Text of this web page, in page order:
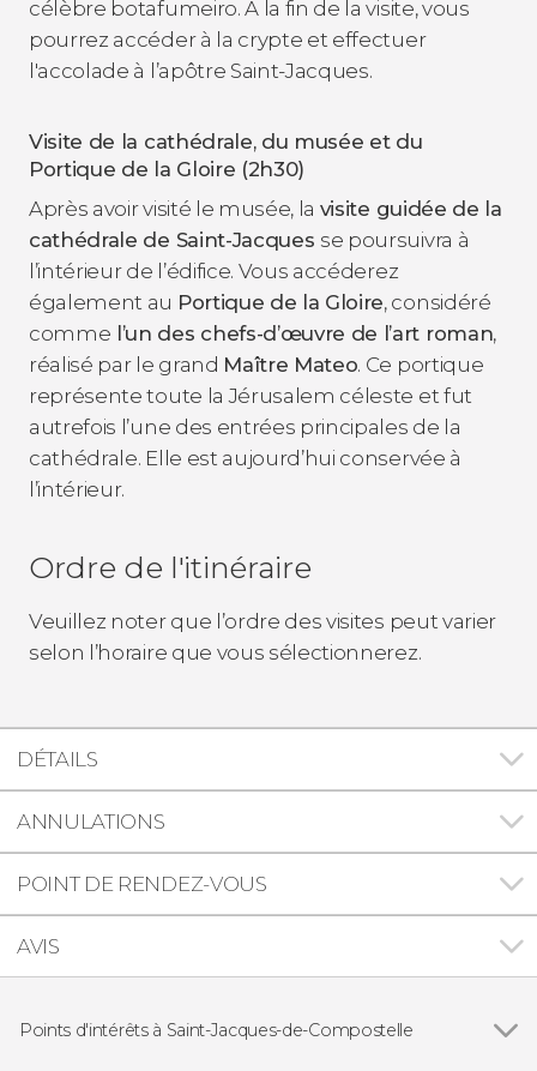
célèbre botafumeiro. À la fin de la visite, vous
pourrez accéder à la crypte et effectuer
l'accolade à l’apôtre Saint-Jacques.
Visite de la cathédrale, du musée et du
Portique de la Gloire (2h30)
Après avoir visité le musée, la visite guidée de la
cathédrale de Saint-Jacques se poursuivra à
l’intérieur de l’édifice. Vous accéderez
également au Portique de la Gloire, considéré
comme l’un des chefs-d’œuvre de l’art roman,
réalisé par le grand Maître Mateo. Ce portique
représente toute la Jérusalem céleste et fut
autrefois l’une des entrées principales de la
cathédrale. Elle est aujourd’hui conservée à
l’intérieur.
Ordre de l'itinéraire
Veuillez noter que l’ordre des visites peut varier
selon l’horaire que vous sélectionnerez.
DÉTAILS
ANNULATIONS
POINT DE RENDEZ-VOUS
AVIS
Points d'intérêts à Saint-Jacques-de-Compostelle